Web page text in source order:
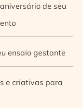
de seu
ensaio gestante
e criativas para